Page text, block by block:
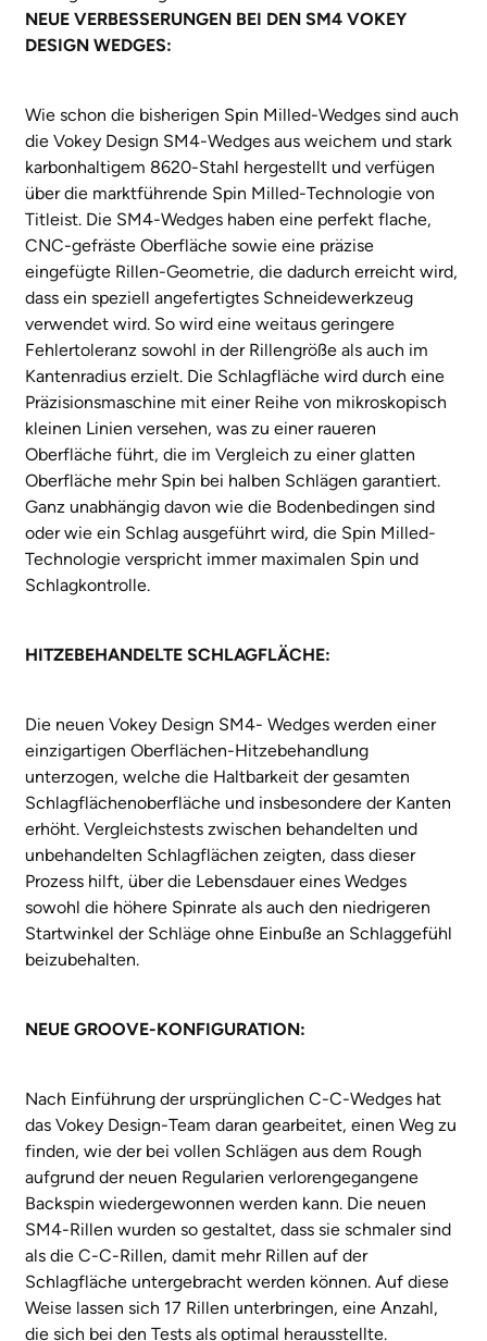
NEUE VERBESSERUNGEN BEI DEN SM4 VOKEY
DESIGN WEDGES:
Wie schon die bisherigen Spin Milled-Wedges sind auch
die Vokey Design SM4-Wedges aus weichem und stark
karbonhaltigem 8620-Stahl hergestellt und verfügen
über die marktführende Spin Milled-Technologie von
Titleist. Die SM4-Wedges haben eine perfekt flache,
CNC-gefräste Oberfläche sowie eine präzise
eingefügte Rillen-Geometrie, die dadurch erreicht wird,
dass ein speziell angefertigtes Schneidewerkzeug
verwendet wird. So wird eine weitaus geringere
Fehlertoleranz sowohl in der Rillengröße als auch im
Kantenradius erzielt. Die Schlagfläche wird durch eine
Präzisionsmaschine mit einer Reihe von mikroskopisch
kleinen Linien versehen, was zu einer raueren
Oberfläche führt, die im Vergleich zu einer glatten
Oberfläche mehr Spin bei halben Schlägen garantiert.
Ganz unabhängig davon wie die Bodenbedingen sind
oder wie ein Schlag ausgeführt wird, die Spin Milled-
Technologie verspricht immer maximalen Spin und
Schlagkontrolle.
HITZEBEHANDELTE SCHLAGFLÄCHE:
Die neuen Vokey Design SM4- Wedges werden einer
einzigartigen Oberflächen-Hitzebehandlung
unterzogen, welche die Haltbarkeit der gesamten
Schlagflächenoberfläche und insbesondere der Kanten
erhöht. Vergleichstests zwischen behandelten und
unbehandelten Schlagflächen zeigten, dass dieser
Prozess hilft, über die Lebensdauer eines Wedges
sowohl die höhere Spinrate als auch den niedrigeren
Startwinkel der Schläge ohne Einbuße an Schlaggefühl
beizubehalten.
NEUE GROOVE-KONFIGURATION:
Nach Einführung der ursprünglichen C-C-Wedges hat
das Vokey Design-Team daran gearbeitet, einen Weg zu
finden, wie der bei vollen Schlägen aus dem Rough
aufgrund der neuen Regularien verlorengegangene
Backspin wiedergewonnen werden kann. Die neuen
SM4-Rillen wurden so gestaltet, dass sie schmaler sind
als die C-C-Rillen, damit mehr Rillen auf der
Schlagfläche untergebracht werden können. Auf diese
Weise lassen sich 17 Rillen unterbringen, eine Anzahl,
die sich bei den Tests als optimal herausstellte.